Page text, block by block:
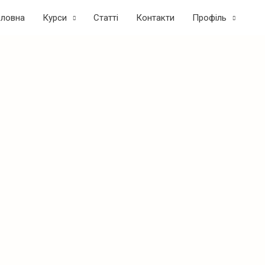
Курси Статтi Контакти Профіль